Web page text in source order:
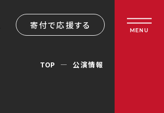
寄付で応援する MENU
TOP 公演情報